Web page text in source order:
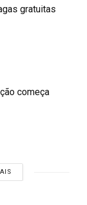
gratuitas
começa